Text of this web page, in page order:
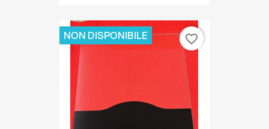
NON DISPONIBILE favorite_border